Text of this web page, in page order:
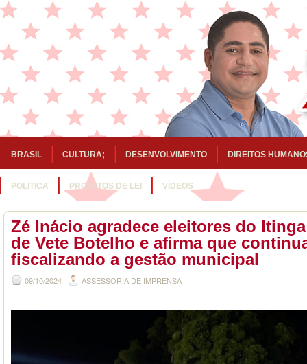
BRASIL CULTURA; DESENVOLVIMENTO DIREITOS
POLITICA PROJETOS DE LEI VÍDEOS
Zé Inácio agradece eleitores do
de Vete Botelho e afirma que
fiscalizando a gestão municipal
09/10/2024 ASSESSORIA DE IMPRENSA